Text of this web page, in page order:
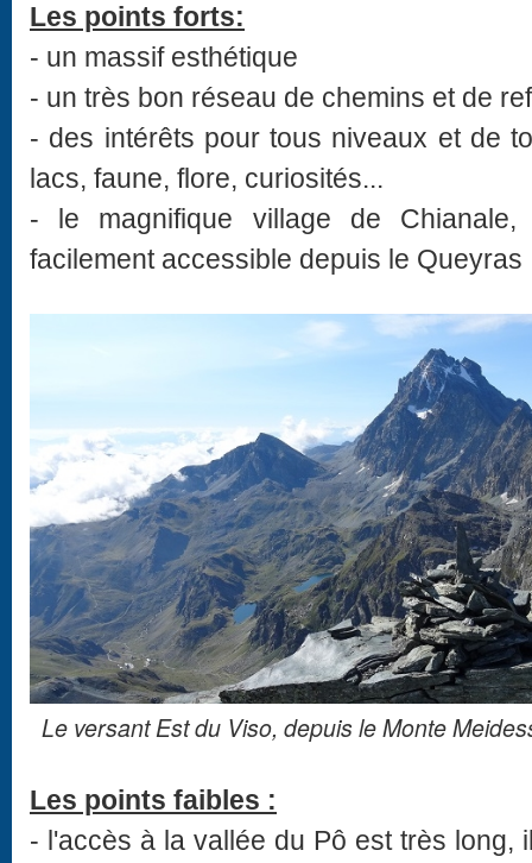
Les points forts:
- un massif esthétique
- un très bon réseau de chemins et de
- des intérêts pour tous niveaux et de
lacs, faune, flore, curiosités...
- le magnifique village de
facilement accessible depuis le Queyras
Le versant Est du Viso, depuis le Monte
Les points faibles :
- l'accès à la vallée du Pô est très long,